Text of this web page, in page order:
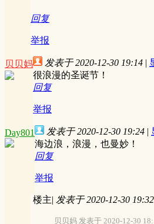
回复
举报
贝贝妈 发表于 2020-12-30 19:14 |
很浪漫的圣诞节！
回复
举报
Day801 发表于 2020-12-30 19:24 |
海边浪，浪漫，也曼妙！
回复
举报
楼主| 发表于 2020-12-30 19:32
贝贝妈 发表于 2020-12-30